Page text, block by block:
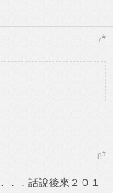
7#
8#
．．話說後來２０１